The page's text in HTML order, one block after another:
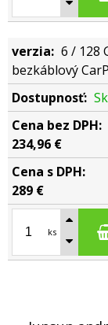
6 / 128
bezkáblový
234,96 €
289 €
ks